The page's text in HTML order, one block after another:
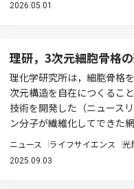
2026.05.01
理研，3次元細胞骨格
理化学研究所は，細胞骨格
次元構造を自在につくるこ
技術を開発した（ニュース
ン分子が繊維化してできた
ニュース ライフサイエンス 光
2025.09.03